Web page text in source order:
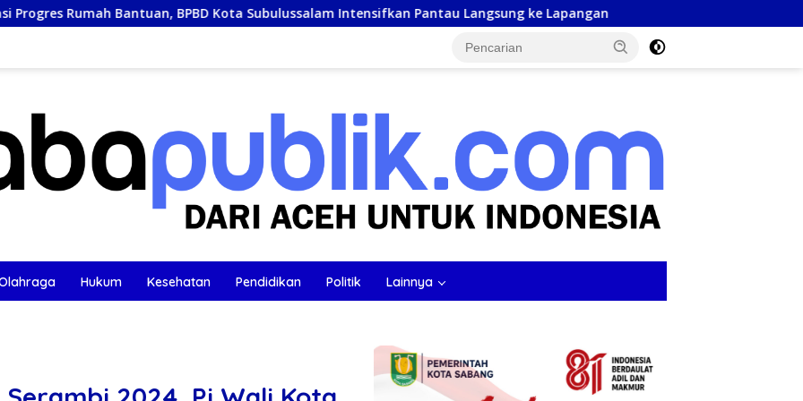
BPBD Kota Subulussalam Intensifkan Pantau Langsung ke Lapangan Kombes Andi Kirana Diperiksa Mabes
Hukum Kesehatan Pendidikan Politik Lainnya